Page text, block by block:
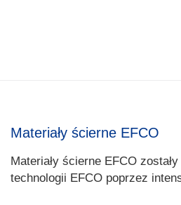
Materiały ścierne EFCO
Materiały ścierne EFCO
technologii EFCO poprzez